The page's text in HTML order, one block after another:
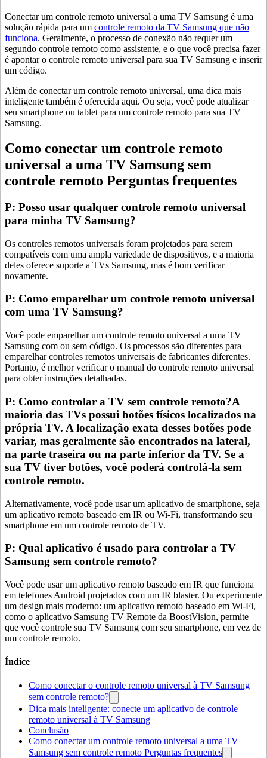
Conectar um controle remoto universal a uma TV Samsung é uma
solução rápida para um controle remoto da TV Samsung que não
funciona. Geralmente, o processo de conexão não requer um
segundo controle remoto como assistente, e o que você precisa fazer
é apontar o controle remoto universal para sua TV Samsung e inserir
um código.
Além de conectar um controle remoto universal, uma dica mais
inteligente também é oferecida aqui. Ou seja, você pode atualizar
seu smartphone ou tablet para um controle remoto para sua TV
Samsung.
Como conectar um controle remoto
universal a uma TV Samsung sem
controle remoto Perguntas frequentes
P: Posso usar qualquer controle remoto universal
para minha TV Samsung?
Os controles remotos universais foram projetados para serem
compatíveis com uma ampla variedade de dispositivos, e a maioria
deles oferece suporte a TVs Samsung, mas é bom verificar
novamente.
P: Como emparelhar um controle remoto universal
com uma TV Samsung?
Você pode emparelhar um controle remoto universal a uma TV
Samsung com ou sem código. Os processos são diferentes para
emparelhar controles remotos universais de fabricantes diferentes.
Portanto, é melhor verificar o manual do controle remoto universal
para obter instruções detalhadas.
P: Como controlar a TV sem controle remoto?A
maioria das TVs possui botões físicos localizados na
própria TV. A localização exata desses botões pode
variar, mas geralmente são encontrados na lateral,
na parte traseira ou na parte inferior da TV. Se a
sua TV tiver botões, você poderá controlá-la sem
controle remoto.
Alternativamente, você pode usar um aplicativo de smartphone, seja
um aplicativo remoto baseado em IR ou Wi-Fi, transformando seu
smartphone em um controle remoto de TV.
P: Qual aplicativo é usado para controlar a TV
Samsung sem controle remoto?
Você pode usar um aplicativo remoto baseado em IR que funciona
em telefones Android projetados com um IR blaster. Ou experimente
um design mais moderno: um aplicativo remoto baseado em Wi-Fi,
como o aplicativo Samsung TV Remote da BoostVision, permite
que você controle sua TV Samsung com seu smartphone, em vez de
um controle remoto.
Índice
Como conectar o controle remoto universal à TV Samsung
sem controle remoto?
Dica mais inteligente: conecte um aplicativo de controle
remoto universal à TV Samsung
Conclusão
Como conectar um controle remoto universal a uma TV
Samsung sem controle remoto Perguntas frequentes